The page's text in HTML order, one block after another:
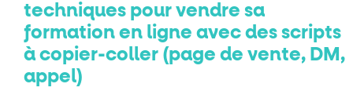
techniques pour vendre sa
formation en ligne avec des scripts
à copier-coller (page de vente, DM,
appel)